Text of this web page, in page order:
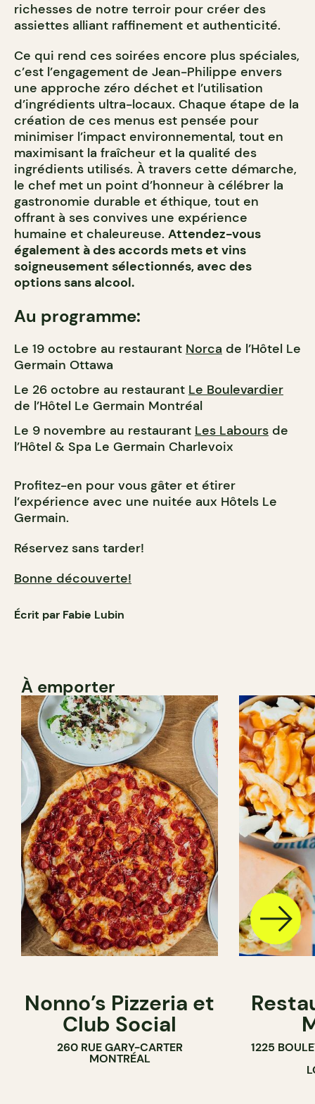
richesses de notre terroir pour créer des
assiettes alliant raffinement et authenticité.
Ce qui rend ces soirées encore plus spéciales,
c’est l’engagement de Jean-Philippe envers
une approche zéro déchet et l’utilisation
d’ingrédients ultra-locaux. Chaque étape de la
création de ces menus est pensée pour
minimiser l’impact environnemental, tout en
maximisant la fraîcheur et la qualité des
ingrédients utilisés. À travers cette démarche,
le chef met un point d’honneur à célébrer la
gastronomie durable et éthique, tout en
offrant à ses convives une expérience
humaine et chaleureuse. Attendez-vous
également à des accords mets et vins
soigneusement sélectionnés, avec des
options sans alcool.
Au programme:
Le 19 octobre au restaurant Norca de l’Hôtel Le
Germain Ottawa
Le 26 octobre au restaurant Le Boulevardier
de l’Hôtel Le Germain Montréal
Le 9 novembre au restaurant Les Labours de
l’Hôtel & Spa Le Germain Charlevoix
Profitez-en pour vous gâter et étirer
l’expérience avec une nuitée aux Hôtels Le
Germain.
Réservez sans tarder!
Bonne découverte!
Écrit par Fabie Lubin
À emporter
Nonno’s Pizzeria et
Club Social
260 RUE GARY-CARTER
MONTRÉAL
1225